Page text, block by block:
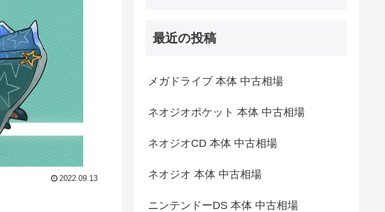
2022.09.13
最近の投稿
メガドライブ 本体 中古相場
ネオジオポケット 本体 中古相場
ネオジオCD 本体 中古相場
ネオジオ 本体 中古相場
ニンテンドーDS 本体 中古相場